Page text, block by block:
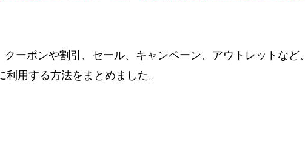
クーポンや割引、セール、キャンペーン、アウトレットなど、
利用する方法をまとめました。